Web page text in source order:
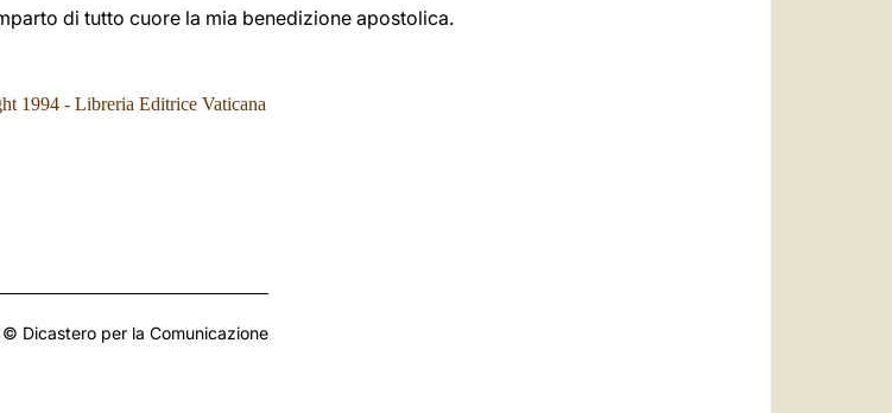
di tutto cuore la mia benedizione apostolica.
1994 - Libreria Editrice Vaticana
Dicastero per la Comunicazione